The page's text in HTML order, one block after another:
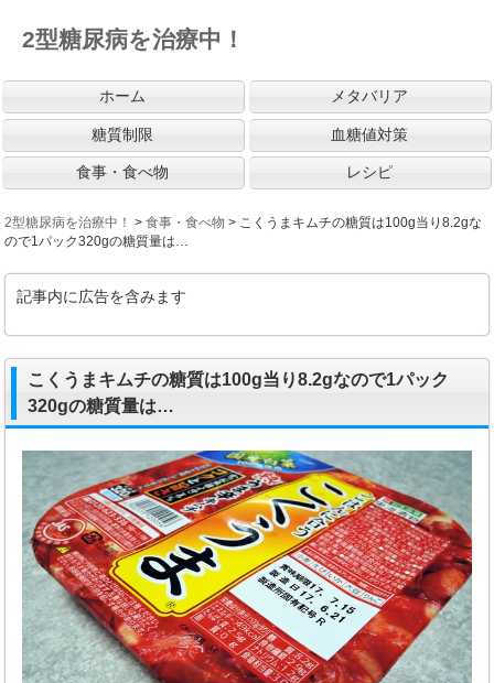
2型糖尿病を治療中！
ホーム メタバリア
糖質制限 血糖値対策
食事・食べ物 レシピ
2型糖尿病を治療中！ >食事・食べ物 > こくうまキムチの糖質は100g当り8.2gな
ので1パック320gの糖質量は…
記事内に広告を含みます
こくうまキムチの糖質は100g当り8.2gなので1パック
320gの糖質量は…